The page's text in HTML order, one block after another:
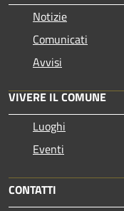
Notizie
Comunicati
Avvisi
VIVERE IL COMUNE
Luoghi
Eventi
CONTATTI